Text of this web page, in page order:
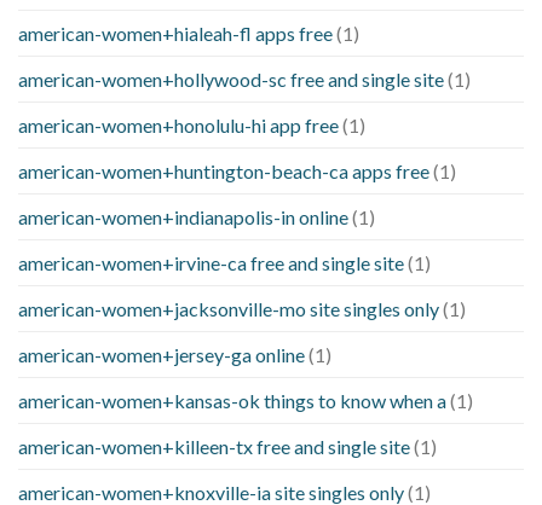
american-women+hialeah-fl apps free(1)
american-women+hollywood-sc free and single site(1)
american-women+honolulu-hi app free(1)
american-women+huntington-beach-ca apps free(1)
american-women+indianapolis-in online(1)
american-women+irvine-ca free and single site(1)
american-women+jacksonville-mo site singles only(1)
american-women+jersey-ga online(1)
american-women+kansas-ok things to know when a(1)
american-women+killeen-tx free and single site(1)
american-women+knoxville-ia site singles only(1)